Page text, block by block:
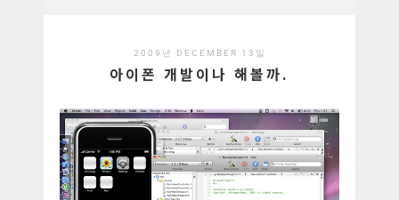
2009년 DECEMBER 13일
아이폰 개발이나 해볼까.